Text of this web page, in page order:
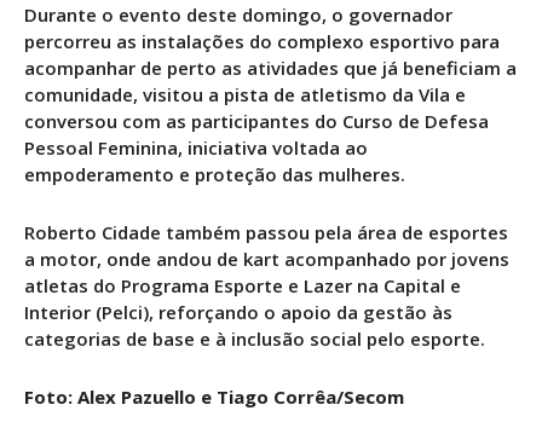
Durante o evento deste domingo, o governador
percorreu as instalações do complexo esportivo para
acompanhar de perto as atividades que já beneficiam a
comunidade, visitou a pista de atletismo da Vila e
conversou com as participantes do Curso de Defesa
Pessoal Feminina, iniciativa voltada ao
empoderamento e proteção das mulheres.
Roberto Cidade também passou pela área de esportes
a motor, onde andou de kart acompanhado por jovens
atletas do Programa Esporte e Lazer na Capital e
Interior (Pelci), reforçando o apoio da gestão às
categorias de base e à inclusão social pelo esporte.
Foto: Alex Pazuello e Tiago Corrêa/Secom